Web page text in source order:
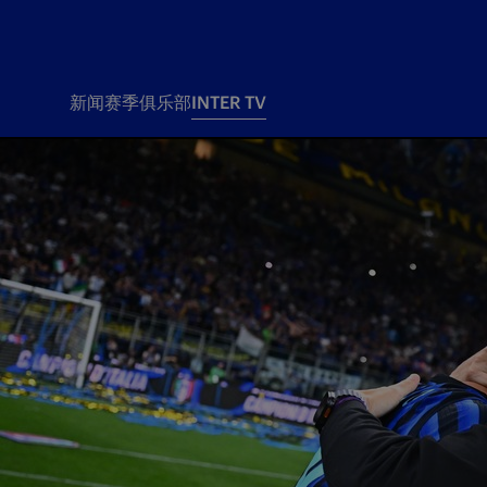
新闻
新闻
俱乐部
Tickets and stadium
国际米兰女子队
赛季
赛季
俱乐部
俱乐
部
INTER TV
票务
Season pass resale
Change owner
Siamo Noi Card